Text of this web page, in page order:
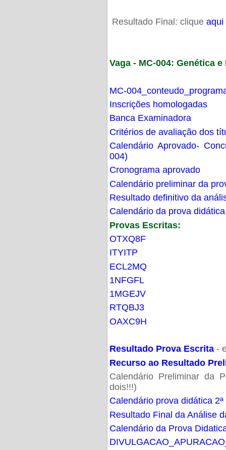
Resultado Final: clique aqui
Vaga - MC-004: Genética
MC-
Inscrições homologadas
Banca Examinadora
Critérios de avaliação dos
Calendário Aprovado-
004)
Cronograma aprovado
Calendário preliminar da
Resultado definitivo da
Calendário da prova didática
Provas Escritas:
OTXQ8F
ITYITP
ECL2MQ
1NFGFL
1MGEJV
RTQBJ3
OAXC9H
Resultado Prova Escrita -
Recurso ao Resultado
Calendário Preliminar da
dois!!!)
Calendário prova didática
Resultado Final da Análise
Calendário da Prova